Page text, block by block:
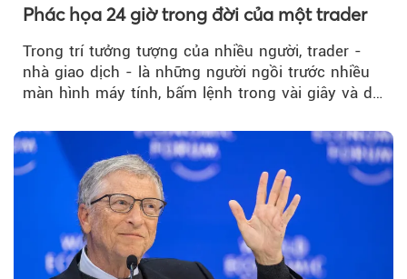
Phác họa 24 giờ trong đời của một trader
Trong trí tưởng tượng của nhiều người, trader -
nhà giao dịch - là những người ngồi trước nhiều
màn hình máy tính, bấm lệnh trong vài giây và dễ